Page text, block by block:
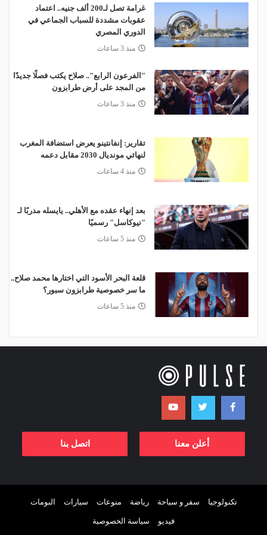
غرامة تصل لـ200 ألف جنيه.. اعتماد
عقوبات مشددة للسباب الجماعي في
الدوري المصري
منذ 3 ساعات
"الفرعون الرابع".. صلاح يكتب فصلًا جديدًا
من المجد على أرض طرابزون
منذ 3 ساعات
تقارير: إنفانتينو يعرض استضافة المغرب
لنهائي مونديال 2030 مقابل دعمه
منذ 4 ساعات
بعد إنهاء عقده مع الأهلي.. يايسله مدربًا لـ
"نيوكاسل" رسميًا
منذ 5 ساعات
قلعة البحر الأسود التي اختارها محمد صلاح..
ما سر خصوصية طرابزون سبور؟
منذ 5 ساعات
أعلن معنا اتصل بنا
تكنولوجيا سفر و سياحة رياضة منوعات سيارات البومات
فيديو سياسة الخصوصية